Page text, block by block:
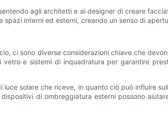
agli architetti e ai designer di creare
interni ed esterni, creando un senso di
ci sono diverse considerazioni chiave che
e sistemi di inquadratura per garantire
solare che riceve, in quanto ciò può influire
di ombreggiatura esterni possono